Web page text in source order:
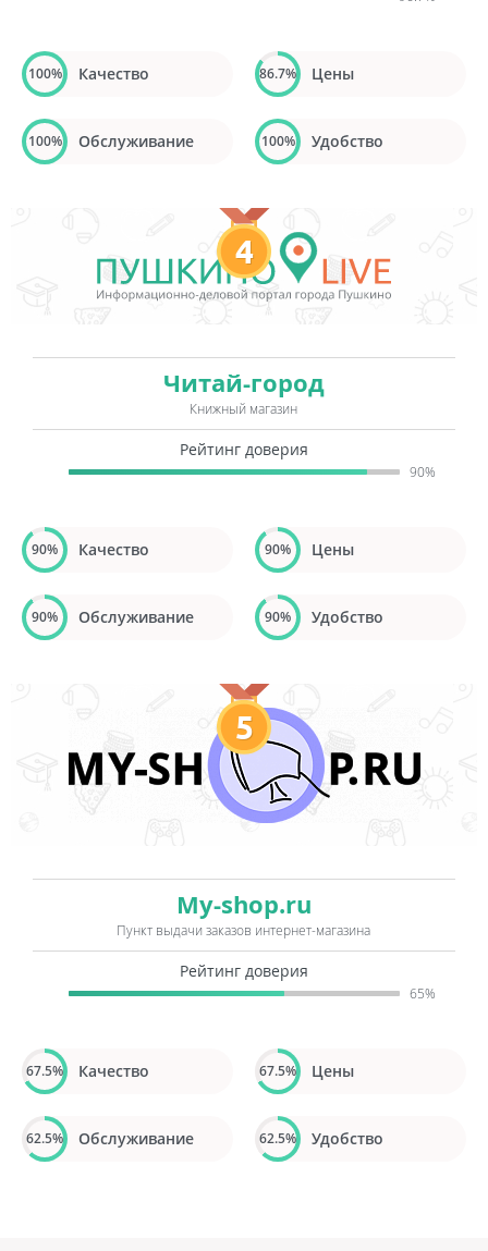
100% Качество 86.7% Цены
100% Обслуживание 100% Удобство
4
Читай-город
Книжный магазин
Рейтинг доверия
90%
90% Качество 90% Цены
90% Обслуживание 90% Удобство
5
My-shop.ru
Пункт выдачи заказов интернет-магазина
Рейтинг доверия
65%
67.5% Качество 67.5% Цены
62.5% Обслуживание 62.5% Удобство